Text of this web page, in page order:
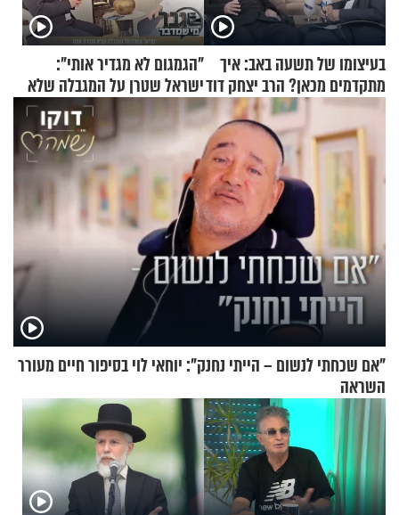
בעיצומו של תשעה באב: איך
מתקדמים מכאן? הרב יצחק דוד
גרוסמן בשיחה מיוחדת
"הגמגום לא מגדיר אותי":
ישראל שטרן על המגבלה שלא
עוצרת אותו
"אם שכחתי לנשום – הייתי נחנק": יוחאי לוי בסיפור חיים מעורר
השראה